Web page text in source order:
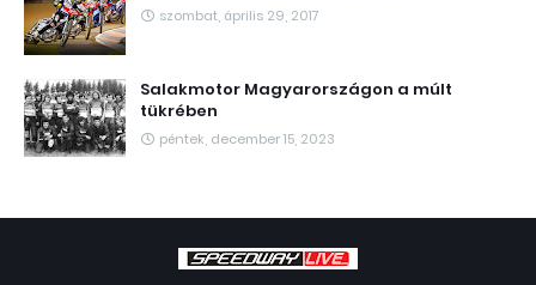
szombat, április 29, 2017
Salakmotor Magyarországon a múlt
tükrében
péntek, december 15, 2023